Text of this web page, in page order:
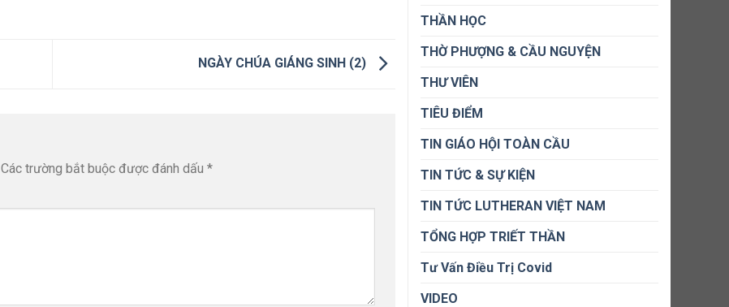
NGÀY CHÚA GIÁNG SINH (2)
Các trường bắt buộc được đánh dấu *
THẦN HỌC
THỜ PHƯỢNG & CẦU NGUYỆN
THƯ VIÊN
TIÊU ĐIỂM
TIN GIÁO HỘI TOÀN CẦU
TIN TỨC & SỰ KIỆN
TIN TỨC LUTHERAN VIỆT NAM
TỔNG HỢP TRIẾT THẦN
Tư Vấn Điều Trị Covid
VIDEO